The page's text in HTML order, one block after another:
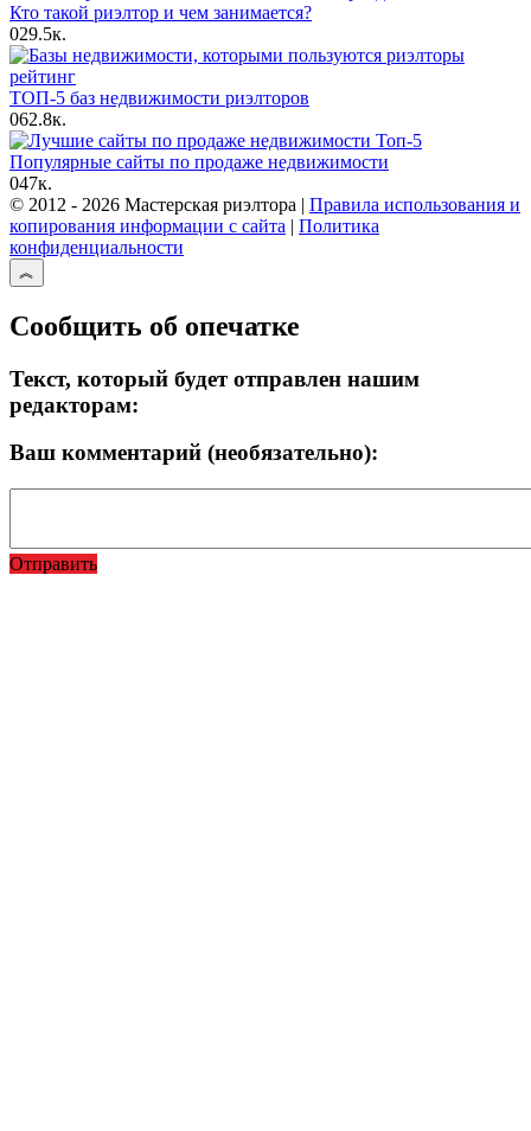
Кто такой риэлтор и чем занимается?
029.5к.
ТОП-5 баз недвижимости риэлторов
062.8к.
Популярные сайты по продаже недвижимости
047к.
© 2012 - 2026 Мастерская риэлтора | Правила использования и
копирования информации с сайта | Политика
конфиденциальности
Сообщить об опечатке
Текст, который будет отправлен нашим
редакторам:
Ваш комментарий (необязательно):
Отправить